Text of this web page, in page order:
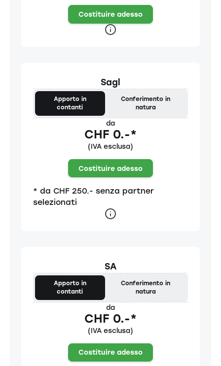
Costituire adesso
Sagl
Apporto in
contanti
Conferimento in
natura
da
CHF 0.-*
(IVA esclusa)
Costituire adesso
* da CHF 250.- senza partner
selezionati
SA
Apporto in
contanti
Conferimento in
natura
da
CHF 0.-*
(IVA esclusa)
Costituire adesso